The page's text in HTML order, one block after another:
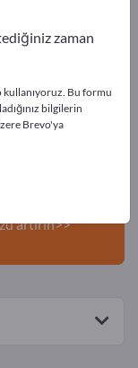
İş İletişim
artırın>>
zaman
Bu formu
bilgilerin
Brevo'ya